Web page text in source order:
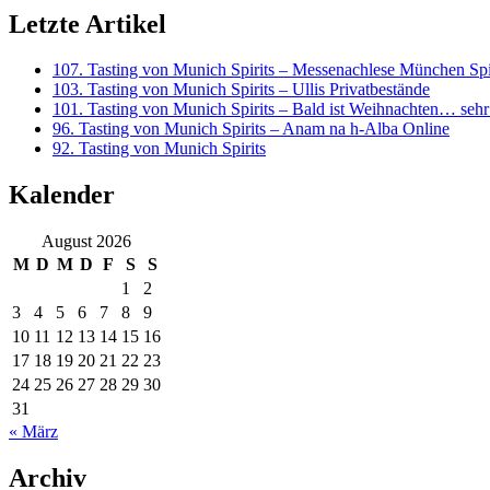
Letzte Artikel
107. Tasting von Munich Spirits – Messenachlese München
103. Tasting von Munich Spirits – Ullis Privatbestände
101. Tasting von Munich Spirits – Bald ist Weihnachten…
96. Tasting von Munich Spirits – Anam na h-Alba Online
92. Tasting von Munich Spirits
Kalender
August 2026
M D M D F S
S
1
2
3
4 5 6 7 8
9
10 11 12 13 14 15 16
17 18 19 20 21 22 23
24 25 26 27 28 29 30
31
« März
Archiv